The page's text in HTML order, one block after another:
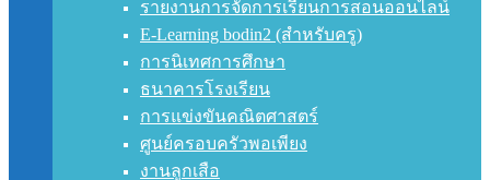
รายงานการจัดการเรียนการสอนออนไลน์
E-Learning bodin2 (สำหรับครู)
การนิเทศการศึกษา
ธนาคารโรงเรียน
การแข่งขันคณิตศาสตร์
ศูนย์ครอบครัวพอเพียง
งานลูกเสือ